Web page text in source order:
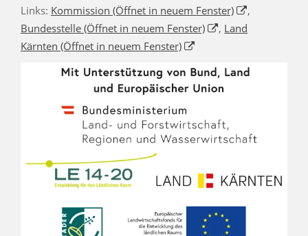
Links: Kommission (Öffnet in neuem Fenster)
,
Bundesstelle (Öffnet in neuem Fenster) , Land
Kärnten (Öffnet in neuem Fenster)